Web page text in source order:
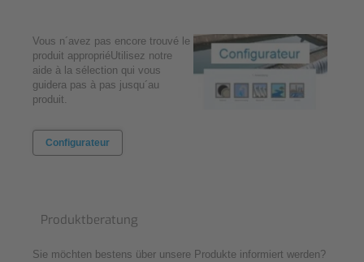
Vous n´avez pas encore trouvé le
produit appropriéUtilisez notre
aide à la sélection qui vous
guidera pas à pas jusqu´au
produit.
Configurateur
Produktberatung
Sie möchten bestens über unsere Produkte informiert werden?